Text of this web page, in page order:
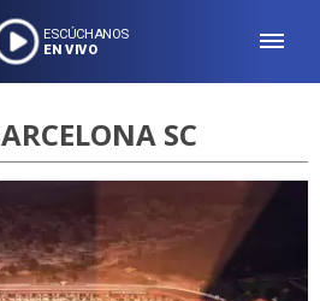
ESCÚCHANOS
EN VIVO
SC